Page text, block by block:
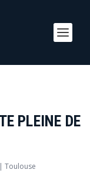
PLEINE DE
| Toulouse